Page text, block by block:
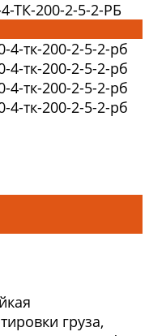
ТК-200-2-5-2-РБ
груза,